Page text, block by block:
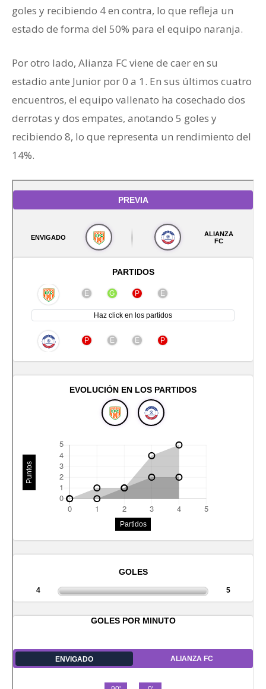
goles y recibiendo 4 en contra, lo que refleja un
estado de forma del 50% para el equipo naranja.
Por otro lado, Alianza FC viene de caer en su
estadio ante Junior por 0 a 1. En sus últimos cuatro
encuentros, el equipo vallenato ha cosechado dos
derrotas y dos empates, anotando 5 goles y
recibiendo 8, lo que representa un rendimiento del
14%.